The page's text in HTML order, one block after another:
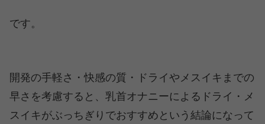
です。
開発の手軽さ・快感の質・ドライやメスイキまでの
早さを考慮すると、乳首オナニーによるドライ・メ
スイキがぶっちぎりでおすすめという結論になって